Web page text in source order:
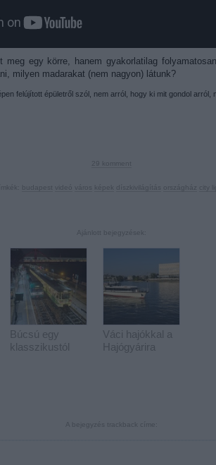
egy körre, hanem gyakorlatilag
milyen madarakat (nem nagyon) látunk?
felújított épületről szól, nem arról, hogy ki mit gondol arról,
29
díszkivilágítás országház
Ajánlott bejegyzések:
Búcsú egy
klasszikustól
Váci hajókkal a
Hajógyárira
A bejegyzés trackback címe: